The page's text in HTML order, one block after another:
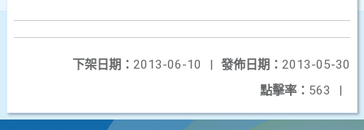
發佈日期： 2013-05-30
下架日期： 2013-06-10
|
點擊率： 563 |